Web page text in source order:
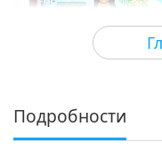
34:54
Важните Новини
4
Подробности